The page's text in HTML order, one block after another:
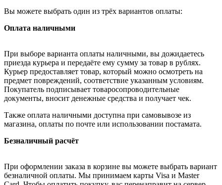
Вы можете выбрать один из трёх вариантов оплаты:
Оплата наличными
При выборе варианта оплаты наличными, вы дожидаетесь
приезда курьера и передаёте ему сумму за товар в рублях.
Курьер предоставляет товар, который можно осмотреть на
предмет повреждений, соответствие указанным условиям.
Покупатель подписывает товаросопроводительные
документы, вносит денежные средства и получает чек.
Также оплата наличными доступна при самовывозе из
магазина, оплаты по почте или использовании постамата.
Безналичный расчёт
При оформлении заказа в корзине вы можете выбрать вариант
безналичной оплаты. Мы принимаем карты Visa и Master